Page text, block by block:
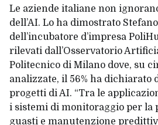
Le aziende italiane non
dell’AI. Lo ha dimostrato
dell’incubatore d’impresa
rilevati dall’Osservatorio
Politecnico di Milano dove, su
analizzate, il 56% ha dichiarato
progetti di AI. “Tra le
i sistemi di monitoraggio per la
guasti e manutenzione